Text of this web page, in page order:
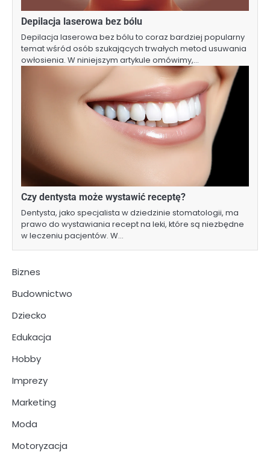
Depilacja laserowa bez bólu
Depilacja laserowa bez bólu to coraz bardziej popularny
temat wśród osób szukających trwałych metod usuwania
owłosienia. W niniejszym artykule omówimy,…
Czy dentysta może wystawić receptę?
Dentysta, jako specjalista w dziedzinie stomatologii, ma
prawo do wystawiania recept na leki, które są niezbędne
w leczeniu pacjentów. W…
Biznes
Budownictwo
Dziecko
Edukacja
Hobby
Imprezy
Marketing
Moda
Motoryzacja